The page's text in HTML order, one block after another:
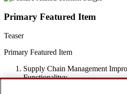
Primary Featured Item
Teaser
Primary Featured Item
Supply Chain Management
Functionalityy